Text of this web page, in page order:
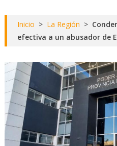
Inicio > La Región >
efectiva a un abusador de